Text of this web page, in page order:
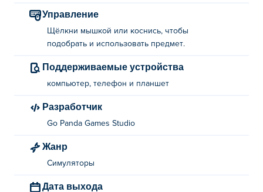
Управление
Щёлкни мышкой или коснись, чтобы
подобрать и использовать предмет.
Поддерживаемые устройства
компьютер, телефон и планшет
Разработчик
Go Panda Games Studio
Жанр
Симуляторы
Дата выхода